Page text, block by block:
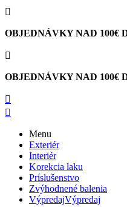

OBJEDNÁVKY NAD 100€

OBJEDNÁVKY NAD 100€


Menu
Exteriér
Interiér
Korekcia laku
Príslušenstvo
Zvýhodnené balenia
VýpredajVýpredaj